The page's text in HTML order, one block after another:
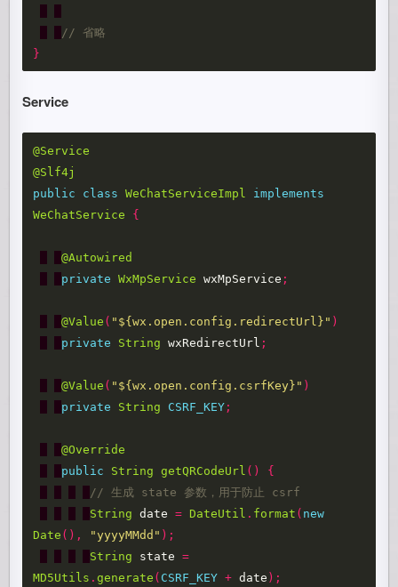
// 省略
}
Service
@Service
@Slf4j
public
class WeChatServiceImpl
implements
WeChatService
{
@Autowired
private
WxMpService wxMpService ;
@Value ( "${wx.open.config.redirectUrl}" )
private
String wxRedirectUrl ;
@Value ( "${wx.open.config.csrfKey}" )
private
String CSRF_KEY ;
@Override
public
String getQRCodeUrl ()
{
// 生成 state 参数，用于防止 csrf
String
date = DateUtil . format ( new
Date (), "yyyyMMdd" );
String
state
=
MD5Utils .generate ( CSRF_KEY + date );